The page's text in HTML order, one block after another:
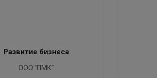
Развитие бизнеса
ООО "ПМК"